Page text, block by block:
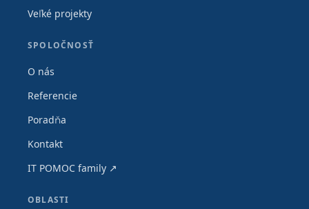
Veľké projekty
SPOLOČNOSŤ
O nás
Referencie
Poradňa
Kontakt
IT POMOC family ↗
OBLASTI